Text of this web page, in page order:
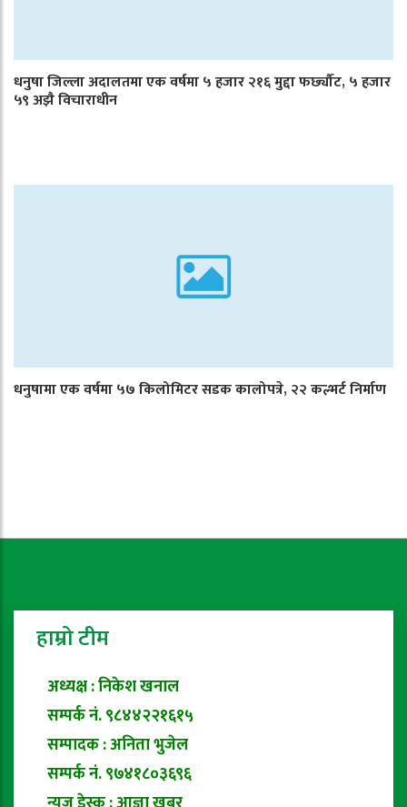
धनुषा जिल्ला अदालतमा एक वर्षमा ५ हजार २१६ मुद्दा फर्छ्यौट, ५ हजार
५९ अझै विचाराधीन
धनुषामा एक वर्षमा ५७ किलोमिटर सडक कालोपत्रे, २२ कल्भर्ट निर्माण
हाम्रो टीम
अध्यक्ष : निकेश खनाल
सम्पर्क नं. ९८४४२२१६१५
सम्पादक : अनिता भुजेल
सम्पर्क नं. ९७४१८०३६९६